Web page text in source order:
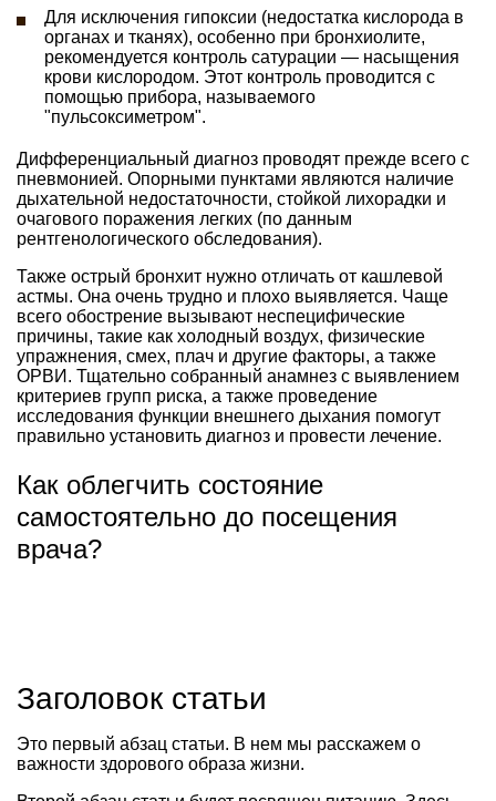
Для исключения гипоксии (недостатка кислорода в
органах и тканях), особенно при бронхиолите,
рекомендуется контроль сатурации — насыщения
крови кислородом. Этот контроль проводится с
помощью прибора, называемого
"пульсоксиметром".
Дифференциальный диагноз проводят прежде всего с
пневмонией. Опорными пунктами являются наличие
дыхательной недостаточности, стойкой лихорадки и
очагового поражения легких (по данным
рентгенологического обследования).
Также острый бронхит нужно отличать от кашлевой
астмы. Она очень трудно и плохо выявляется. Чаще
всего обострение вызывают неспецифические
причины, такие как холодный воздух, физические
упражнения, смех, плач и другие факторы, а также
ОРВИ. Тщательно собранный анамнез с выявлением
критериев групп риска, а также проведение
исследования функции внешнего дыхания помогут
правильно установить диагноз и провести лечение.
Как облегчить состояние
самостоятельно до посещения
врача?
Заголовок статьи
Это первый абзац статьи. В нем мы расскажем о
важности здорового образа жизни.